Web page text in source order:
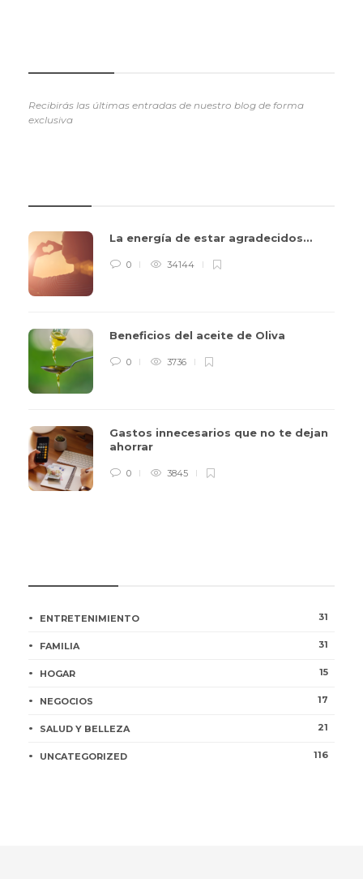
Recibirás las últimas entradas de nuestro blog de forma
exclusiva
La energía de estar agradecidos…
0 34144
Beneficios del aceite de Oliva
0 3736
Gastos innecesarios que no te dejan
ahorrar
0 3845
ENTRETENIMIENTO 31
FAMILIA 31
HOGAR 15
NEGOCIOS 17
SALUD Y BELLEZA 21
UNCATEGORIZED 116